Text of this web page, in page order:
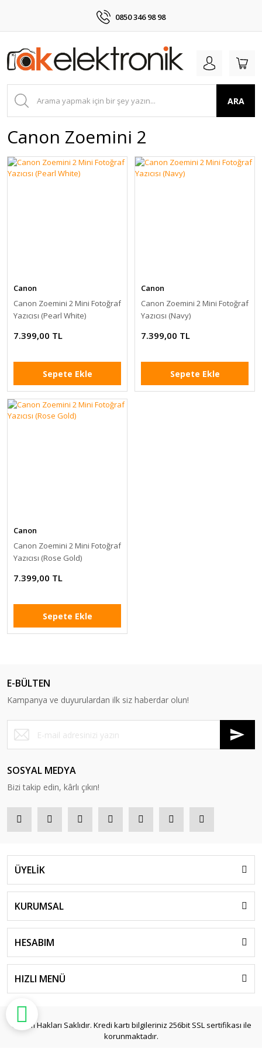
0850 346 98 98
ARA
Canon Zoemini 2
Canon
Canon Zoemini 2 Mini Fotoğraf
Yazıcısı (Pearl White)
7.399,00 TL
Sepete Ekle
Canon
Canon Zoemini 2 Mini Fotoğraf
Yazıcısı (Navy)
7.399,00 TL
Sepete Ekle
Canon
Canon Zoemini 2 Mini Fotoğraf
Yazıcısı (Rose Gold)
7.399,00 TL
Sepete Ekle
E-BÜLTEN
Kampanya ve duyurulardan ilk siz haberdar olun!
SOSYAL MEDYA
Bizi takip edin, kârlı çıkın!
ÜYELİK
KURUMSAL
HESABIM
HIZLI MENÜ
© Tüm Hakları Saklıdır. Kredi kartı bilgileriniz 256bit SSL sertifikası ile
korunmaktadır.